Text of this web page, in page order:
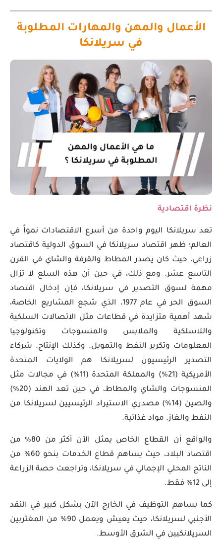
الأعمال والمهن والمهارات المطلوبة
في سريلانكا
نظرة اقتصادية
تعد سريلانكا اليوم واحدة من أسرع الاقتصادات نمواً في
العالم؛ ظهر اقتصاد سريلانكا في السوق الدولية كاقتصاد
زراعي، حيث كان يصدر المطاط والقرفة والشاي في القرن
التاسع عشر. ومع ذلك، في حين أن هذه السلع لا تزال
مهمة لسوق التصدير في سريلانكا، فإن إدخال اقتصاد
السوق الحر في عام 1977، الذي شجع المشاريع الخاصة،
شهد أهمية متزايدة في قطاعات مثل الاتصالات السلكية
واللاسلكية والملابس والمنسوجات وتكنولوجيا
المعلومات وتكرير النفط والتمويل. وكذلك الإنتاج. شركاء
التصدير الرئيسيون لسريلانكا هم الولايات المتحدة
الأمريكية (21%) والمملكة المتحدة (11%) في مجالات مثل
المنسوجات والشاي والمطاط، في حين تعد الهند (20%)
والصين (14%) مصدري الاستيراد الرئيسيين لسريلانكا من
النفط والغاز. مواد غذائية.
والواقع أن القطاع الخاص يمثل الآن أكثر من 80% من
اقتصاد البلاد، حيث يساهم قطاع الخدمات بنحو 60% من
الناتج المحلي الإجمالي في سريلانكا، وتراجعت حصة الزراعة
إلى 12% فقط.
كما يساهم التوظيف في الخارج الآن بشكل كبير في النقد
الأجنبي لسريلانكا، حيث يعيش ويعمل 90% من المغتربين
السريلانكيين في الشرق الأوسط.